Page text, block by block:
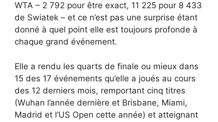
WTA – 2 792 pour être exact, 11 225 pour 8 433
de Swiatek – et ce n’est pas une surprise étant
donné à quel point elle est toujours profonde à
chaque grand événement.
Elle a rendu les quarts de finale ou mieux dans
15 des 17 événements qu’elle a joués au cours
des 12 derniers mois, remportant cinq titres
(Wuhan l’année dernière et Brisbane, Miami,
Madrid et l’US Open cette année) et atteignant